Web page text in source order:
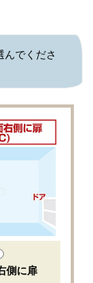
んでくださ
側に扉